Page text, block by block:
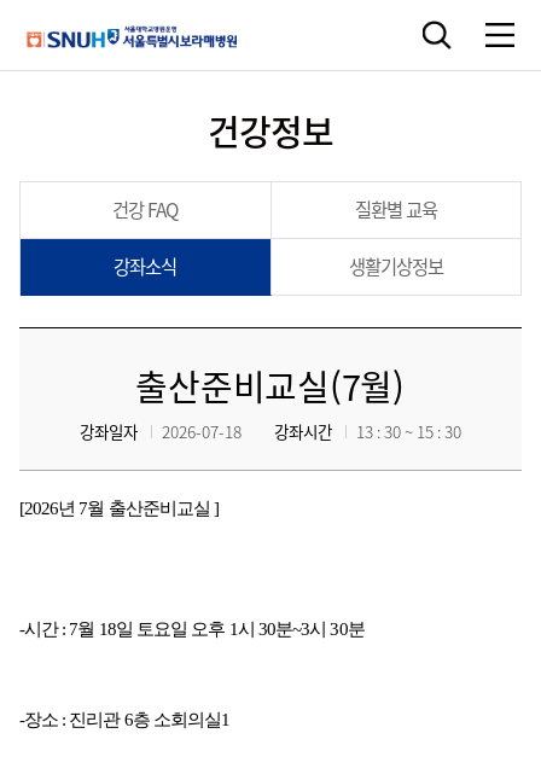
건강정보
건강 FAQ 질환별 교육
강좌소식 생활기상정보
출산준비교실(7월)
강좌일자 2026-07-18 강좌시간 13 : 30 ~ 15 : 30
[2026년 7월 출산준비교실 ]
-시간 : 7월 18일 토요일 오후 1시 30분~3시 30분
-장소 : 진리관 6층 소회의실1